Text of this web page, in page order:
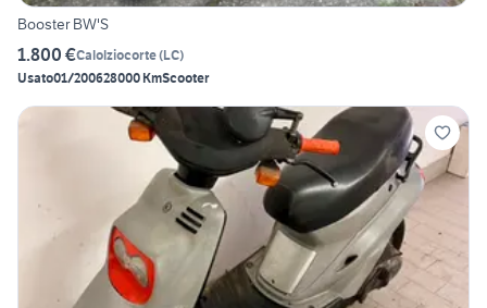
Booster BW'S
1.800 €Calolziocorte(LC)
Usato01/200628000 KmScooter